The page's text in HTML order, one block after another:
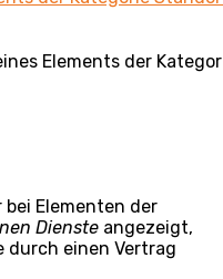
als Transportort
Namen des
dessen Sie
den Transport